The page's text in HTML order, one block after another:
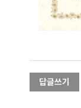
답글쓰기